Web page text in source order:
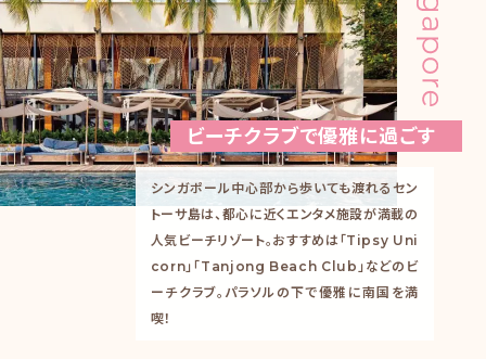
ビーチクラブで優雅に過ごす
シンガポール中心部から歩いても渡れるセン
トーサ島は、都心に近くエンタメ施設が満載の
人気ビーチリゾート。おすすめは「Tipsy Uni
corn」「Tanjong Beach Club」などのビ
ーチクラブ。パラソルの下で優雅に南国を満
喫！